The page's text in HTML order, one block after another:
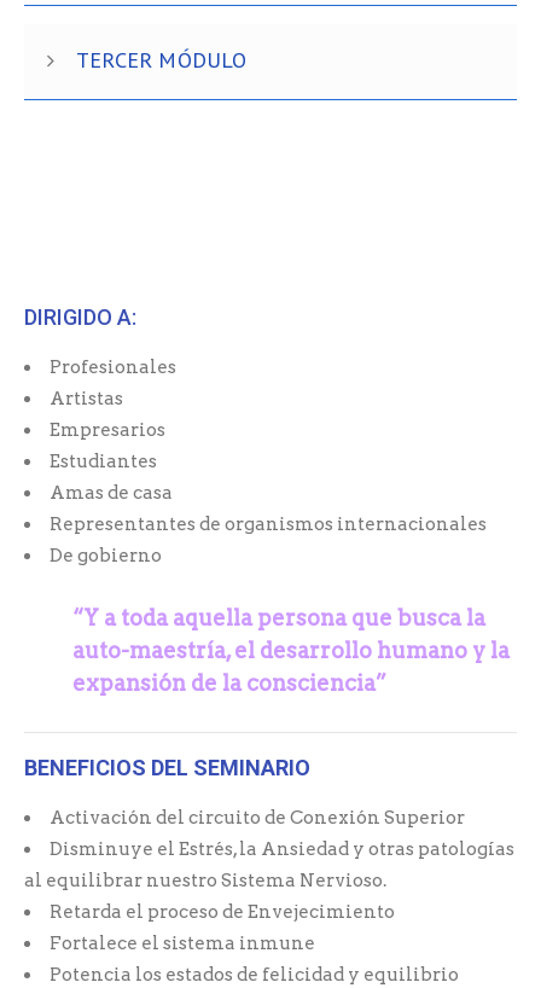
TERCER MÓDULO
DIRIGIDO A:
Profesionales
Artistas
Empresarios
Estudiantes
Amas de casa
Representantes de organismos internacionales
De gobierno
“Y a toda aquella persona que busca la
auto-maestría,el desarrollo humano y la
expansión de la consciencia”
BENEFICIOS DEL SEMINARIO
Activación del circuito de Conexión Superior
Disminuye el Estrés, la Ansiedad y otras patologías
al equilibrar nuestro Sistema Nervioso.
Retarda el proceso de Envejecimiento
Fortalece el sistema inmune
Potencia los estados de felicidad y equilibrio